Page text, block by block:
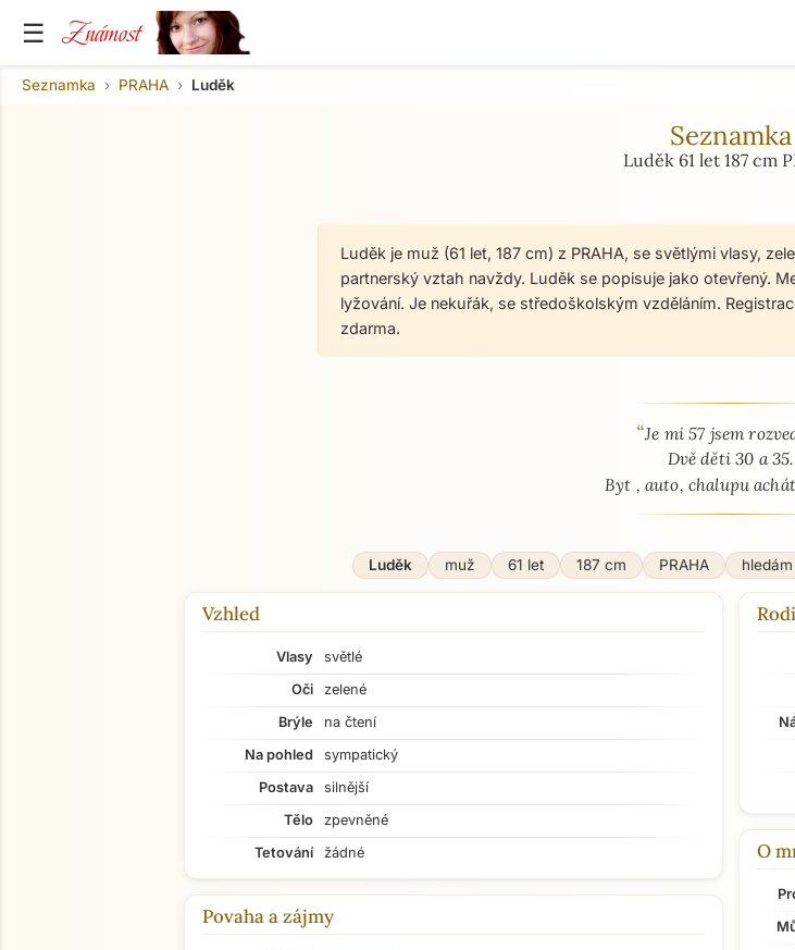
☰ Známost
Seznamka PRAHA Luděk
Seznamka
Luděk 61 let 187 cm
Luděk je muž (61 let, 187 cm) z PRAHA, se světlými vlasy,
partnerský vztah navždy. Luděk se popisuje jako otevřený.
lyžování. Je nekuřák, se středoškolským vzděláním.
zdarma.
“Je mi 57 jsem
Dvě děti 30 a 35.
Byt , auto, chalupu
Luděk muž 61 let 187 cm PRAHA
Vzhled
Vlasy
světlé
Oči
zelené
Brýle
na čtení
Na pohled
sympatický
Postava
silnější
Tělo
zpevněné
Tetování
žádné
Povaha a zájmy
O